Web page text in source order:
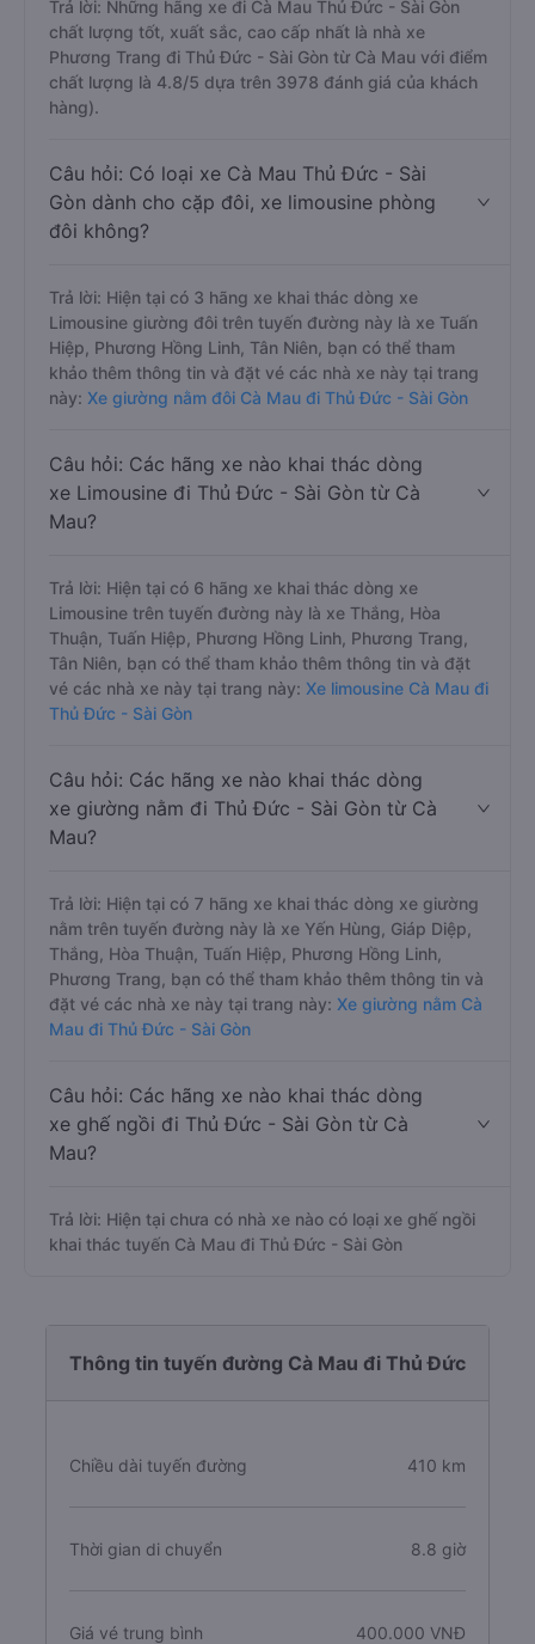
Trả lời: Những hãng xe đi Cà Mau Thủ Đức - Sài Gòn
chất lượng tốt, xuất sắc, cao cấp nhất là nhà xe
Phương Trang đi Thủ Đức - Sài Gòn từ Cà Mau với điểm
chất lượng là 4.8/5 dựa trên 3978 đánh giá của khách
hàng).
Câu hỏi: Có loại xe Cà Mau Thủ Đức - Sài
Gòn dành cho cặp đôi, xe limousine phòng
đôi không?
Trả lời: Hiện tại có 3 hãng xe khai thác dòng xe
Limousine giường đôi trên tuyến đường này là xe Tuấn
Hiệp, Phương Hồng Linh, Tân Niên, bạn có thể tham
khảo thêm thông tin và đặt vé các nhà xe này tại trang
này: Xe giường nằm đôi Cà Mau đi Thủ Đức - Sài Gòn
Câu hỏi: Các hãng xe nào khai thác dòng
xe Limousine đi Thủ Đức - Sài Gòn từ Cà
Mau?
Trả lời: Hiện tại có 6 hãng xe khai thác dòng xe
Limousine trên tuyến đường này là xe Thắng, Hòa
Thuận, Tuấn Hiệp, Phương Hồng Linh, Phương Trang,
Tân Niên, bạn có thể tham khảo thêm thông tin và đặt
vé các nhà xe này tại trang này: Xe limousine Cà Mau đi
Thủ Đức - Sài Gòn
Câu hỏi: Các hãng xe nào khai thác dòng
xe giường nằm đi Thủ Đức - Sài Gòn từ Cà
Mau?
Trả lời: Hiện tại có 7 hãng xe khai thác dòng xe giường
nằm trên tuyến đường này là xe Yến Hùng, Giáp Diệp,
Thắng, Hòa Thuận, Tuấn Hiệp, Phương Hồng Linh,
Phương Trang, bạn có thể tham khảo thêm thông tin và
đặt vé các nhà xe này tại trang này: Xe giường nằm Cà
Mau đi Thủ Đức - Sài Gòn
Câu hỏi: Các hãng xe nào khai thác dòng
xe ghế ngồi đi Thủ Đức - Sài Gòn từ Cà
Mau?
Trả lời: Hiện tại chưa có nhà xe nào có loại xe ghế ngồi
khai thác tuyến Cà Mau đi Thủ Đức - Sài Gòn
Thông tin tuyến đường Cà Mau đi Thủ Đức
Chiều dài tuyến đường 410 km
Thời gian di chuyển 8.8 giờ
Giá vé trung bình 400.000 VNĐ